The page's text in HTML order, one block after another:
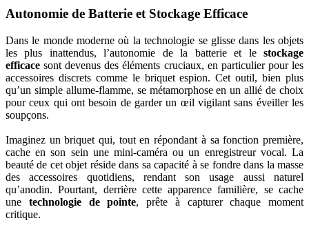
Autonomie de Batterie et Stockage Efficace
Dans le monde moderne où la technologie se glisse dans les objets
les plus inattendus, l’autonomie de la batterie et le stockage
efficace sont devenus des éléments cruciaux, en particulier pour les
accessoires discrets comme le briquet espion. Cet outil, bien plus
qu’un simple allume-flamme, se métamorphose en un allié de choix
pour ceux qui ont besoin de garder un œil vigilant sans éveiller les
soupçons.
Imaginez un briquet qui, tout en répondant à sa fonction première,
cache en son sein une mini-caméra ou un enregistreur vocal. La
beauté de cet objet réside dans sa capacité à se fondre dans la masse
des accessoires quotidiens, rendant son usage aussi naturel
qu’anodin. Pourtant, derrière cette apparence familière, se cache
une technologie de pointe, prête à capturer chaque moment
critique.